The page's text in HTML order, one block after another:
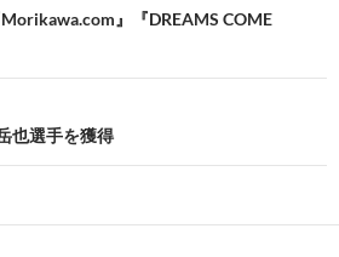
』『DREAMS COME
也選手を獲得